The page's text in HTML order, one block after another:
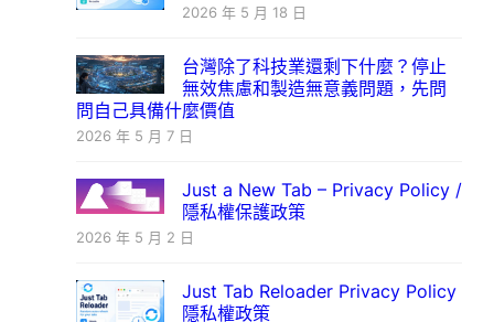
2026 年 5 月 18 日
台灣除了科技業還剩下什麼？停止
無效焦慮和製造無意義問題，先問
問自己具備什麼價值
2026 年 5 月 7 日
Just a New Tab – Privacy Policy /
隱私權保護政策
2026 年 5 月 2 日
Just Tab Reloader Privacy Policy
隱私權政策